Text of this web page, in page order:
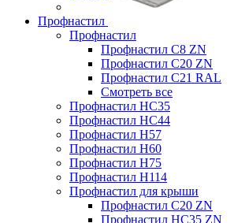
Профнастил
Профнастил
Профнастил С8 ZN
Профнастил С20 ZN
Профнастил С21 RAL
Смотреть все
Профнастил HC35
Профнастил HC44
Профнастил H57
Профнастил H60
Профнастил H75
Профнастил H114
Профнастил для крыши
Профнастил С20 ZN
Профнастил НС35 ZN